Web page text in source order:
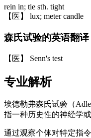
rein in; tie sth. tight
【医】 lux; meter candle
森氏试验的英语翻译
【医】 Senn's test
专业解析
埃德勒弗森氏试验（
指一种历史性的神经学
通过观察个体对特定指